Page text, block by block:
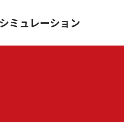
ミュレーション